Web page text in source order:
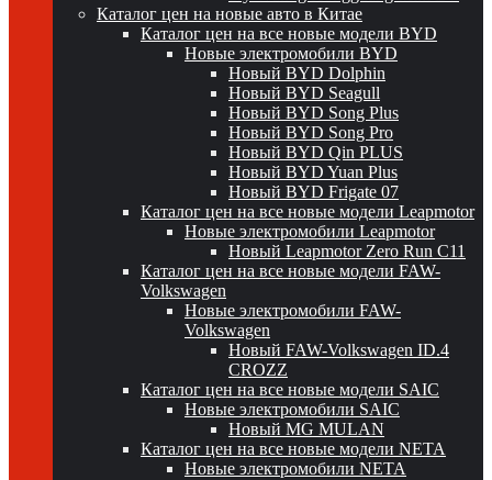
Каталог цен на новые авто в Китае
Каталог цен на все новые модели BYD
Новые электромобили BYD
Новый BYD Dolphin
Новый BYD Seagull
Новый BYD Song Plus
Новый BYD Song Pro
Новый BYD Qin PLUS
Новый BYD Yuan Plus
Новый BYD Frigate 07
Каталог цен на все новые модели Leapmotor
Новые электромобили Leapmotor
Новый Leapmotor Zero Run C11
Каталог цен на все новые модели FAW-
Volkswagen
Новые электромобили FAW-
Volkswagen
Новый FAW-Volkswagen ID.4
CROZZ
Каталог цен на все новые модели SAIC
Новые электромобили SAIC
Новый MG MULAN
Каталог цен на все новые модели NETA
Новые электромобили NETA